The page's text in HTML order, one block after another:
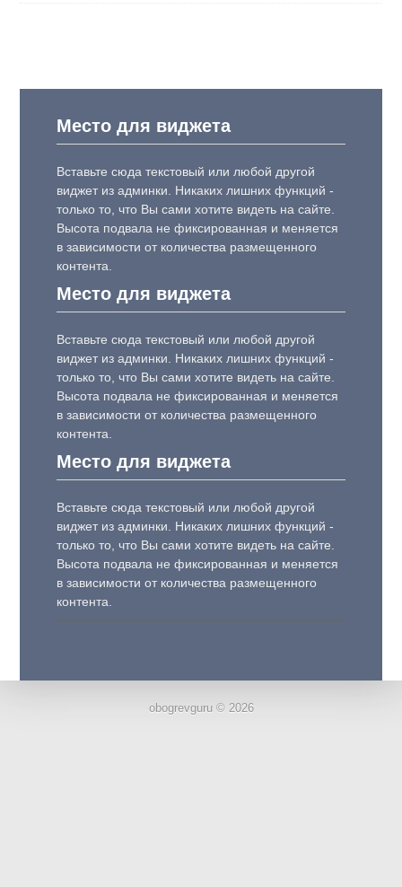
Место для виджета
Вставьте сюда текстовый или любой другой
виджет из админки. Никаких лишних функций -
только то, что Вы сами хотите видеть на сайте.
Высота подвала не фиксированная и меняется
в зависимости от количества размещенного
контента.
Место для виджета
Вставьте сюда текстовый или любой другой
виджет из админки. Никаких лишних функций -
только то, что Вы сами хотите видеть на сайте.
Высота подвала не фиксированная и меняется
в зависимости от количества размещенного
контента.
Место для виджета
Вставьте сюда текстовый или любой другой
виджет из админки. Никаких лишних функций -
только то, что Вы сами хотите видеть на сайте.
Высота подвала не фиксированная и меняется
в зависимости от количества размещенного
контента.
obogrevguru © 2026